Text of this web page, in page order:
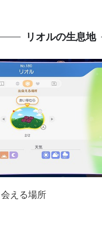
リオルの生息地
える場所